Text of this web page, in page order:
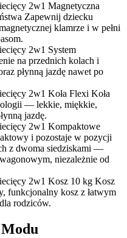
Magnetyczna
Zapewnij dziecku
klamrze i w pełni
System
na przednich kolach i
płynną jazdę nawet po
Koła Flexi Koła
— lekkie, miękkie,
jazdę.
Kompaktowe
i pozostaje w pozycji
z dwoma siedziskami —
niezależnie od
Kosz 10 kg Kosz
funkcjonalny kosz z łatwym
rodziców.